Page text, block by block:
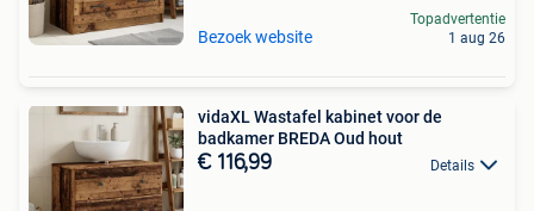
Bezoek website
Topadvertentie
1 aug 26
vidaXL Wastafel kabinet voor de
badkamer BREDA Oud hout
€ 116,99 Details